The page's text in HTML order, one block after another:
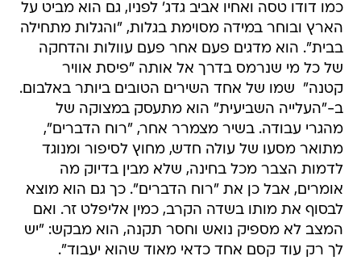
כמו דודו טסה ואחיו אביב גדג' לפניו, גם הוא מביט על
הארץ ובוחר במידה מסוימת בגלות, "והגלות מתחילה
בבית". הוא מדגים פעם אחר פעם עוולות והדחקה
של כל מי שנרמס בדרך אל אותה "פיסת אוויר
קטנה"  שמו של אחד השירים הטובים ביותר באלבום.
ב-"העלייה השביעית" הוא מתעסק במצוקה של
מהגרי עבודה. בשיר מצמרר אחר, "רוח הדברים",
מתואר מסעו של עולה חדש, מחוץ לסיפור ומנוגד
לדמות הצבר מכל בחינה, שלא מבין בדיוק מה
אומרים, אבל כן את "רוח הדברים". כך גם הוא מוצא
לבסוף את מותו בשדה הקרב, כמין אליפלט זר. ואם
המצב לא מספיק נואש וחסר תקנה, הוא מבקש: "יש
לך רק עוד קסם אחד כדאי מאוד שהוא יעבוד".